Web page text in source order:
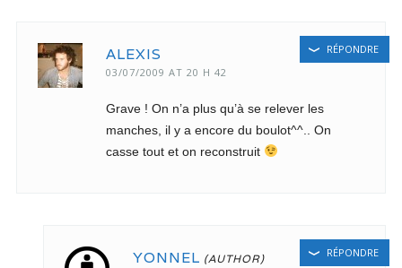
ALEXIS
03/07/2009 AT 20 H 42
Grave ! On n’a plus qu’à se relever les
manches, il y a encore du boulot^^.. On
casse tout et on reconstruit
RÉPONDRE
YONNEL RÉPONDRE